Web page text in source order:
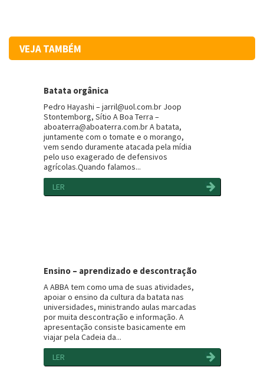
VEJA TAMBÉM
Batata orgânica
Pedro Hayashi – jarril@uol.com.br Joop
Stontemborg, Sítio A Boa Terra –
aboaterra@aboaterra.com.br A batata,
juntamente com o tomate e o morango,
vem sendo duramente atacada pela mídia
pelo uso exagerado de defensivos
agrícolas.Quando falamos...
LER
Ensino – aprendizado e descontração
A ABBA tem como uma de suas atividades,
apoiar o ensino da cultura da batata nas
universidades, ministrando aulas marcadas
por muita descontração e informação. A
apresentação consiste basicamente em
viajar pela Cadeia da...
LER